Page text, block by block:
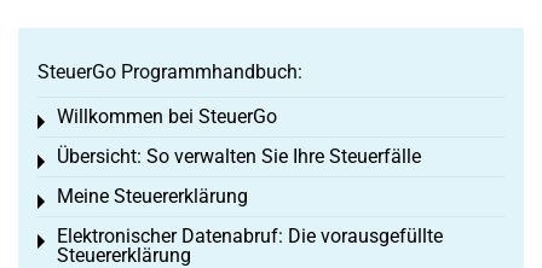
SteuerGo Programmhandbuch:
Willkommen bei SteuerGo
Toggle menu
Übersicht: So verwalten Sie Ihre Steuerfälle
Toggle menu
Meine Steuererklärung
Toggle menu
Elektronischer Datenabruf: Die vorausgefüllte
Steuererklärung
Toggle menu